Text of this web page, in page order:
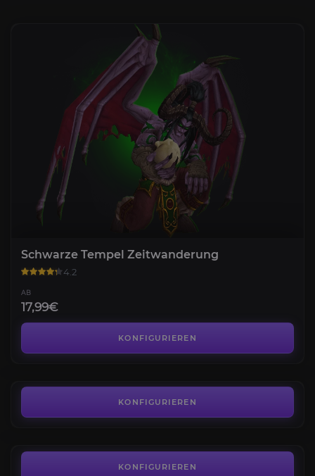
Schwarze Tempel Zeitwanderung
4.2
AB
17,99€
KONFIGURIEREN
KONFIGURIEREN
Zeitverzerrtes Abzeichen
KONFIGURIEREN